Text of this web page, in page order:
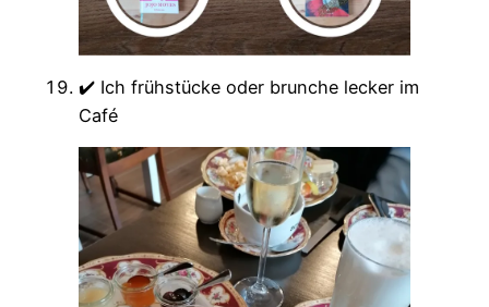
✔️ Ich frühstücke oder brunche lecker im
Café